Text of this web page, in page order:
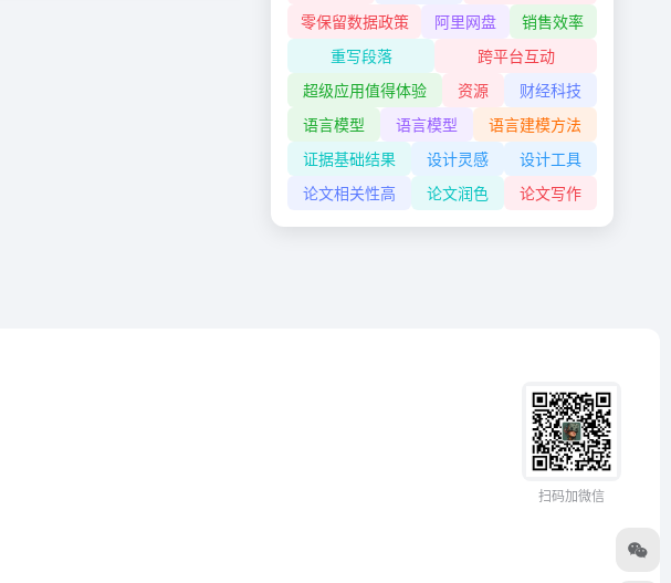
零保留数据政策
阿里网盘
销售效率
重写段落
跨平台互动
超级应用值得体验
资源
财经科技
语言模型
语言模型
语言建模方法
证据基础结果
设计灵感
设计工具
论文相关性高
论文润色 论文写作
扫码加微信